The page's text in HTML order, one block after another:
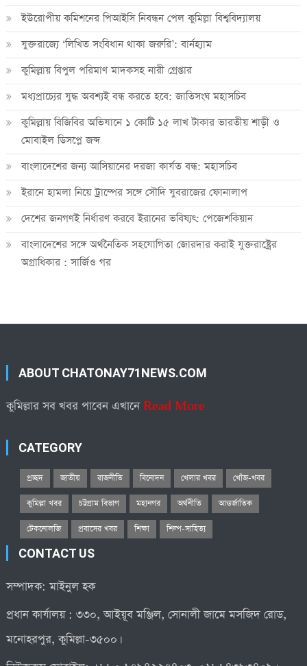
ইউরোপীয় কমিশনের পিআইসি নিবন্ধন পেল কুমিল্লা বিশ্ববিদ্যালয়
যুক্তরাজ্যে ‘লিখিত সংবিধান থাকা জরুরি’: বার্নহ্যাম
কুমিল্লায় বিপুল পরিমাণ মাদকসহ নারী গ্রেপ্তার
মধ্যপ্রাচ্যের যুদ্ধ অবশ্যই বন্ধ করতে হবে: জাতিসংঘ মহাসচিব
কুমিল্লায় বিজিবির অভিযানে ১ কোটি ১৫ লাখ টাকার ভারতীয় শাড়ী ও
মোবাইল ডিসপ্লে জব্দ
বাংলাদেশের জন্য আসিয়ানের দরজা কার্যত বন্ধ: মহাসচিব
ইরানে হামলা নিয়ে ট্রাম্পের সঙ্গে সৌদি যুবরাজের ফোনালাপ
দেশের জনগণই নির্ধারণ করবে ইরানের ভবিষ্যৎ: পেজেশকিয়ান
বাংলাদেশের সঙ্গে অর্থনৈতিক সহযোগিতা জোরদার করাই যুক্তরাষ্ট্রের
অগ্রাধিকার : সার্জিও গর
ABOUT CHATONAY71NEWS.COM
কুমিল্লার সব খবর পাবেন এখানেRead More
CATEGORY
প্রচ্ছদ জাতীয় রাজনীতি বিনোদন খেলার খবর খোঁজ-খবর
কুমিল্লা খবর চট্টগ্রাম বিভাগ মহানগর অর্থনীতি আন্তর্জাতিক
টেকনোলজি প্রবাসের খবর শিক্ষা শিল্প-সাহিত্য
CONTACT US
সম্পাদক: মাইনুল হক
প্রধান কার্যালয় : ৩৩০, আইয়ূব মঞ্জিল, সোনালী জামে মসজিদ রোড,
মনোহরপুর, কুমিল্লা-৩৫০০।